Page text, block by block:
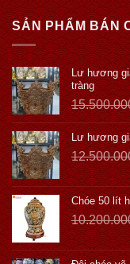
SẢN PHẨM BÁN
Lư hương
tràng
Lư hương
Chóe 50 lít